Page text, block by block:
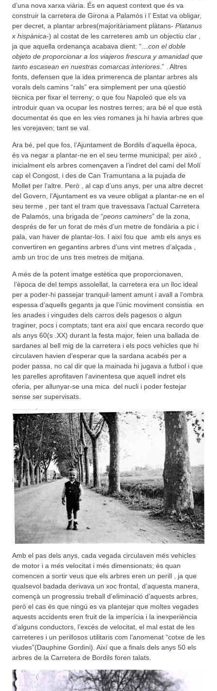
d’una nova xarxa viària. És en aquest context que és va
construir la carretera de Girona a Palamós i l’ Estat va obligar,
per decret, a plantar arbres(majoritàriament plàtans- Platanus
x hispànica-) al costat de les carreteres amb un objectiu clar ,
ja que aquella ordenança acabava dient: “… con el doble
objeto de proporcionar a los viajeros frescura y amanidad que
tanto escasean en nuestras comarcas interiores .” . Altres
fonts, defensen que la idea primerenca de plantar arbres als
vorals dels camins “rals” era simplement per una qüestió
tècnica per fixar el terreny; o que fou Napoleó que els va
introduir quan va ocupar les nostres terres; ara bé el que està
documentat és que en les vies romanes ja hi havia arbres que
les vorejaven; tant se val.
Ara bé, pel que fos, l’Ajuntament de Bordils d’aquella època,
és va negar a plantar-ne en el seu terme municipal; per això ,
inicialment els arbres començaven a l’indret del camí del Molí
cap el Congost, i des de Can Tramuntana a la pujada de
Mollet per l’altre. Però , al cap d’uns anys, per una altre decret
del Govern, l’Ajuntament es va veure obligat a plantar-ne en el
seu terme , per tant el tram que travessava l’actual Carretera
de Palamós, una brigada de “peons caminers” de la zona,
després de fer un forat de més d’un metre de fondària a pic i
pala, van haver de plantar-los. I així fou que amb els anys es
convertiren en gegantins arbres d’uns vint metres d’alçada ,
amb un troc de uns tres metres de mitjana.
A més de la potent imatge estètica que proporcionaven,
l’època de del temps assolellat, la carretera era un lloc ideal
per a poder-hi passejar tranquil·lament amunt i avall a l’ombra
espessa d’aquells gegants ja que l’únic moviment consistia en
les anades i vingudes dels carros dels pagesos o algun
traginer, pocs i comptats; tant era així que encara recordo que
als anys 60(s .XX) durant la festa major, feien una ballada de
sardanes al bell mig de la carretera i els pocs vehicles que hi
circulaven havien d’esperar que la sardana acabés per a
poder passa, no cal dir que la mainada hi jugava a futbol i que
les parelles aprofitaven l’avinentesa que aquell indret els
oferia, per allunyar-se una mica del nucli i poder festejar
sense ser supervisats.
Amb el pas dels anys, cada vegada circulaven més vehicles
de motor i a més velocitat i més dimensionats; és quan
comencen a sortir veus que els arbres eren un perill , ja que
qualsevol badada derivava un xoc frontal, d’aquesta manera,
començà un progressiu treball d’eliminació d’aquests arbres,
però el cas és que ningú es va plantejar que moltes vegades
aquests accidents eren fruit de la imperícia i la inexperiència
d’alguns conductors, l’excés de velocitat, el mal estat de les
carreteres i un perillosos utilitaris com l’anomenat “cotxe de les
viudes”(Dauphine Gordini). Així que a finals dels anys 50 els
arbres de la Carretera de Bordils foren talats.